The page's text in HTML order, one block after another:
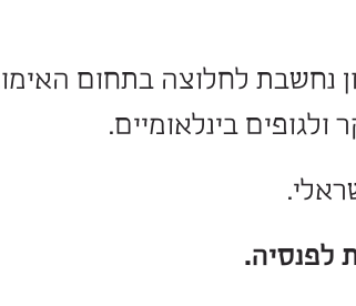
לחלוצה בתחום